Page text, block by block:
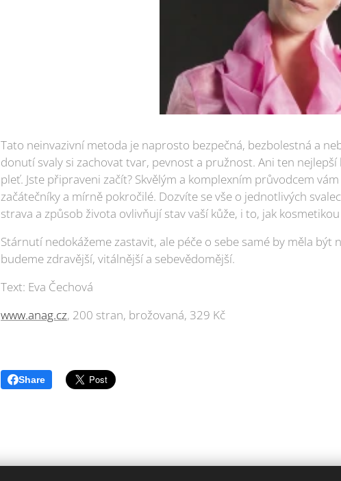
Tato neinvazivní metoda je naprosto bezpečná, bezbolestná a
donutí svaly si zachovat tvar, pevnost a pružnost. Ani ten
pleť. Jste připraveni začít? Skvělým a komplexním průvodcem
začátečníky a mírně pokročilé. Dozvíte se vše o jednotlivých
strava a způsob života ovlivňují stav vaší kůže, i to, jak
Stárnutí nedokážeme zastavit, ale péče o sebe samé by měla
budeme zdravější, vitálnější a sebevědomější.
Text: Eva Čechová
www.anag.cz, 200 stran, brožovaná, 329 Kč
Share